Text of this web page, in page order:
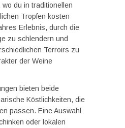
du in traditionellen
Tropfen kosten
Erlebnis, durch die
zu schlendern und
Terroirs zu
der Weine
bieten beide
Köstlichkeiten, die
passen. Eine Auswahl
oder lokalen